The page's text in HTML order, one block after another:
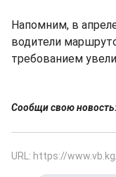
Напомним, в
водители
требованием
Сообщи свою
URL: https://